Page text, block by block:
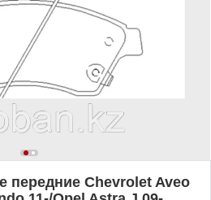
передние Chevrolet Aveo